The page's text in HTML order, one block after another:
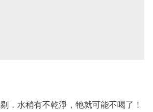
，水稍有不乾淨，牠就可能不喝了！